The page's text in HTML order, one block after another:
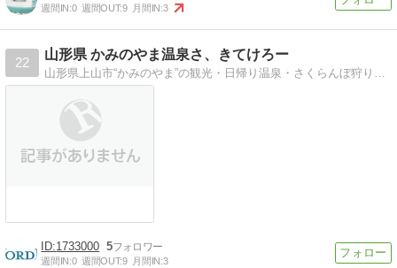
週間IN:0 週間OUT:9 月間IN:3
22
山形県 かみのやま温泉さ、きてけろー
山形県上山市“かみのやま”の観光・日帰り温泉・さくらんぼ狩り・宿泊旅館・足湯などを地元住民目線でお届けします。コストコ上山倉庫店建設中の様子も！
1733000 5
週間IN:0 週間OUT:9 月間IN:3